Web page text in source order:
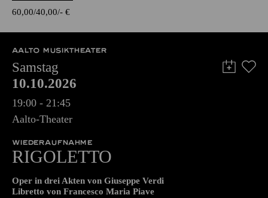
60,00 40,00 -€
AALTO MUSIKTHEATER
Samstag
10.10.2026
19:00 - 21:45
Aalto-Theater
WIEDERAUFNAHME
RIGO­LETTO